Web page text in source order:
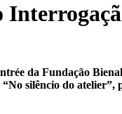
da Fundação
silêncio do